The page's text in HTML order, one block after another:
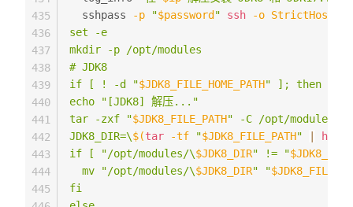
  sshpass
-p "$password " ssh -o
set -e
mkdir -p /opt/modules
# JDK8
if [ ! -d "$JDK8_FILE_HOME_PATH" ]; then
echo "[JDK8] 解压..."
tar -zxf "$JDK8_FILE_PATH" -C /opt/modules
JDK8_DIR=\$(tar -tf "$JDK8_FILE_PATH"
head
if [ "/opt/modules/\$JDK8_DIR" != "
  mv "/opt/modules/\
$JDK8_DIR" "
fi
435
436
437
438
439
440
441
442
443
444
445